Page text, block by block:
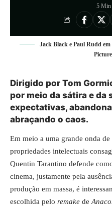
5 Min
Jack Black e Paul Rudd
Dirigido por Tom
por meio da sátira e da
expectativas,
abraçando o caos.
Em meio a uma grande onda de
propriedades intelectuais
Quentin Tarantino defende
cinema, justamente pela
produção em massa, é
escolhida pelo remake de